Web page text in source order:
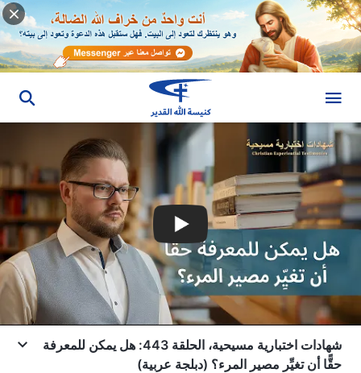
شهادات اختبارية مسيحية، الحلقة 443: هل يمكن للمعرفة
حقًّا أن تغيِّر مصير المرء؟ (دبلجة عربية)